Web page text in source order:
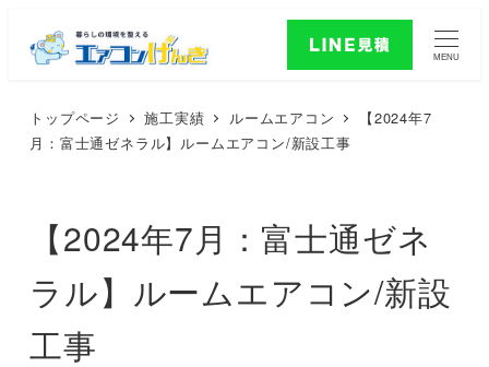
MENU
トップページ 施工実績 ルームエアコン
【2024年7
月：富士通ゼネラル】ルームエアコン/新設工事
【2024年7月：富士通ゼネ
ラル】ルームエアコン/新設
工事